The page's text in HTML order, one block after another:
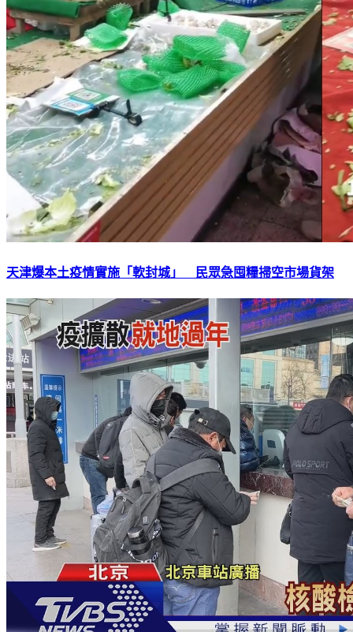
天津爆本土疫情實施「軟封城」 民眾急囤糧掃空市場貨架